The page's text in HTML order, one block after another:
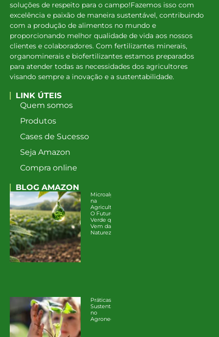
soluções de respeito para o campo!Fazemos isso com
excelência e paixão de maneira sustentável, contribuindo
com a produção de alimentos no mundo e
proporcionando melhor qualidade de vida aos nossos
clientes e colaboradores. Com fertilizantes minerais,
organominerais e biofertilizantes estamos preparados
para atender todas as necessidades dos agricultores
visando sempre a inovação e a sustentabilidade.
LINK ÚTEIS
Quem somos
Produtos
Cases de Sucesso
Seja Amazon
Compra online
BLOG AMAZON
Microalgas
na
Agricultura:
O Futuro
Verde que
Vem da
Natureza
Práticas
Sustentáveis
no
Agronegócio